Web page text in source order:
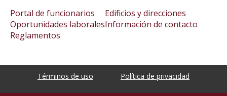
Portal de funcionarios
Oportunidades laborales
Reglamentos
Edificios y direcciones
Información de contacto
Términos de uso Política de privacidad